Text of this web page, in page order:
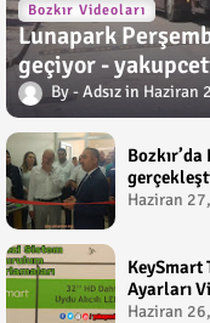
Bozkır Videoları
Lunapark
geçiyor -
Adsız Haziran
Haziran
KeySmart
Ayarları
Çetin
Haziran